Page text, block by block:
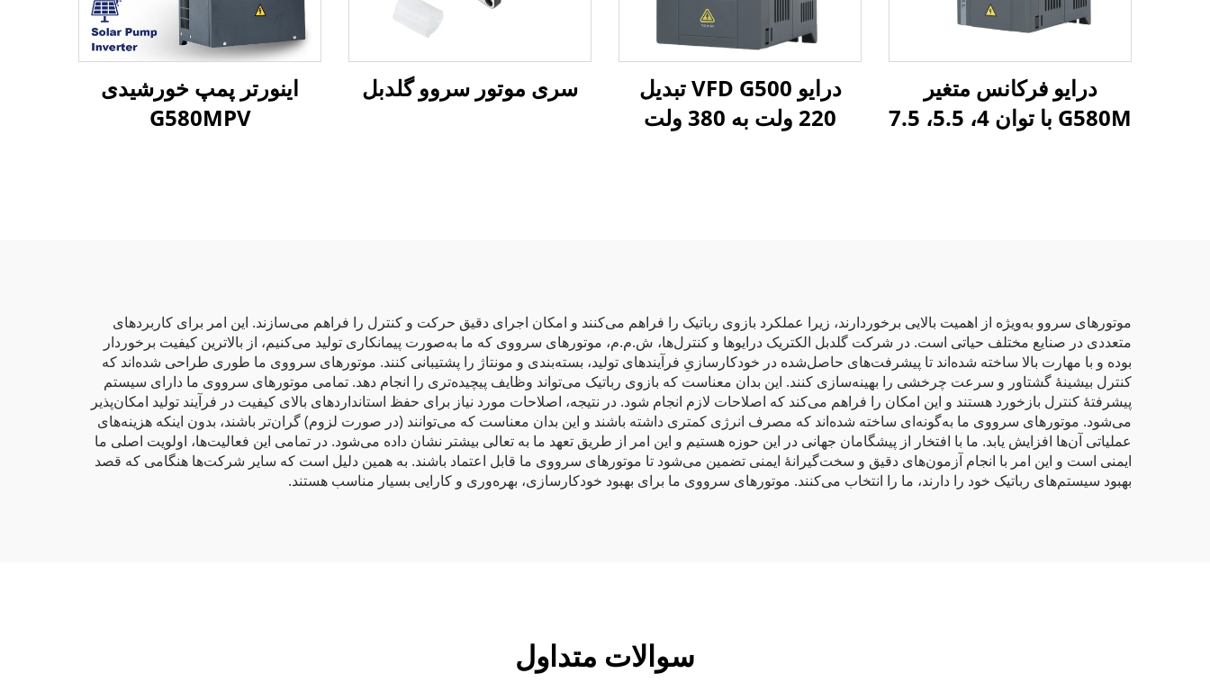
درایو فرکانس متغیر
G580M با توان 4، 5.5، 7.5
درایو VFD G500 تبدیل
220 ولت به 380 ولت
سری موتور سروو گلدبل
اینورتر پمپ خورشیدی
G580MPV
موتورهای سروو به‌ویژه از اهمیت بالایی برخوردارند، زیرا عملکرد بازوی رباتیک را فراهم می‌کنند و امکان اجرای دقیق حرکت و کنترل را فراهم می‌سازند. این امر برای کاربردهای
متعددی در صنایع مختلف حیاتی است. در شرکت گلدبل الکتریک درایوها و کنترل‌ها، ش.م.م، موتورهای سرووی که ما به‌صورت پیمانکاری تولید می‌کنیم، از بالاترین کیفیت برخوردار
بوده و با مهارت بالا ساخته شده‌اند تا پیشرفت‌های حاصل‌شده در خودکارسازیِ فرآیندهای تولید، بسته‌بندی و مونتاژ را پشتیبانی کنند. موتورهای سرووی ما طوری طراحی شده‌اند که
کنترل بیشینهٔ گشتاور و سرعت چرخشی را بهینه‌سازی کنند. این بدان معناست که بازوی رباتیک می‌تواند وظایف پیچیده‌تری را انجام دهد. تمامی موتورهای سرووی ما دارای سیستم
پیشرفتهٔ کنترل بازخورد هستند و این امکان را فراهم می‌کند که اصلاحات لازم انجام شود. در نتیجه، اصلاحات مورد نیاز برای حفظ استانداردهای بالای کیفیت در فرآیند تولید امکان‌پذیر
می‌شود. موتورهای سرووی ما به‌گونه‌ای ساخته شده‌اند که مصرف انرژی کمتری داشته باشند و این بدان معناست که می‌توانند (در صورت لزوم) گران‌تر باشند، بدون اینکه هزینه‌های
عملیاتی آن‌ها افزایش یابد. ما با افتخار از پیشگامان جهانی در این حوزه هستیم و این امر از طریق تعهد ما به تعالی بیشتر نشان داده می‌شود. در تمامی این فعالیت‌ها، اولویت اصلی ما
ایمنی است و این امر با انجام آزمون‌های دقیق و سخت‌گیرانهٔ ایمنی تضمین می‌شود تا موتورهای سرووی ما قابل اعتماد باشند. به همین دلیل است که سایر شرکت‌ها هنگامی که قصد
بهبود سیستم‌های رباتیک خود را دارند، ما را انتخاب می‌کنند. موتورهای سرووی ما برای بهبود خودکارسازی، بهره‌وری و کارایی بسیار مناسب هستند.
سوالات متداول